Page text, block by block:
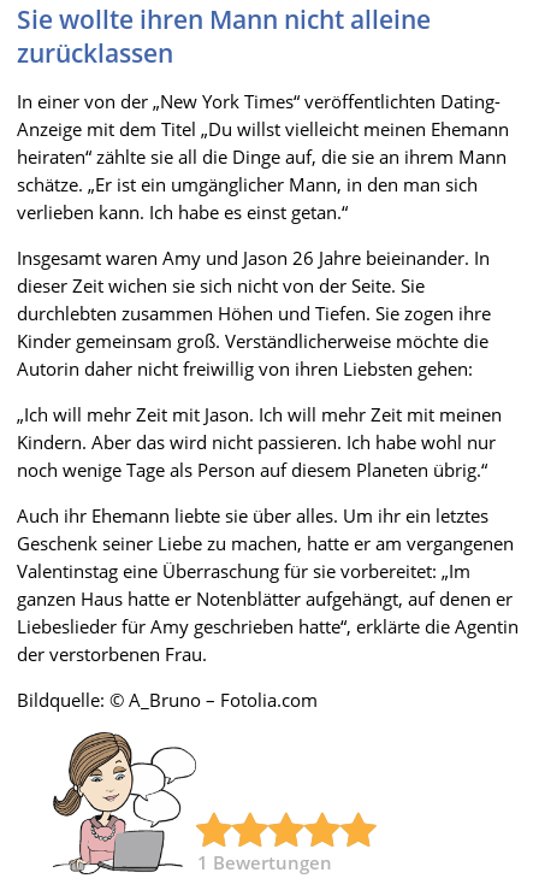
Sie wollte ihren Mann nicht alleine
zurücklassen
In einer von der „New York Times“ veröffentlichten Dating-
Anzeige mit dem Titel „Du willst vielleicht meinen Ehemann
heiraten“ zählte sie all die Dinge auf, die sie an ihrem Mann
schätze. „Er ist ein umgänglicher Mann, in den man sich
verlieben kann. Ich habe es einst getan.“
Insgesamt waren Amy und Jason 26 Jahre beieinander. In
dieser Zeit wichen sie sich nicht von der Seite. Sie
durchlebten zusammen Höhen und Tiefen. Sie zogen ihre
Kinder gemeinsam groß. Verständlicherweise möchte die
Autorin daher nicht freiwillig von ihren Liebsten gehen:
„Ich will mehr Zeit mit Jason. Ich will mehr Zeit mit meinen
Kindern. Aber das wird nicht passieren. Ich habe wohl nur
noch wenige Tage als Person auf diesem Planeten übrig.“
Auch ihr Ehemann liebte sie über alles. Um ihr ein letztes
Geschenk seiner Liebe zu machen, hatte er am vergangenen
Valentinstag eine Überraschung für sie vorbereitet: „Im
ganzen Haus hatte er Notenblätter aufgehängt, auf denen er
Liebeslieder für Amy geschrieben hatte“, erklärte die Agentin
der verstorbenen Frau.
Bildquelle: © A_Bruno – Fotolia.com
1 Bewertungen